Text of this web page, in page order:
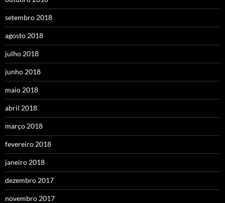
setembro 2018
agosto 2018
julho 2018
junho 2018
maio 2018
abril 2018
março 2018
fevereiro 2018
janeiro 2018
dezembro 2017
novembro 2017